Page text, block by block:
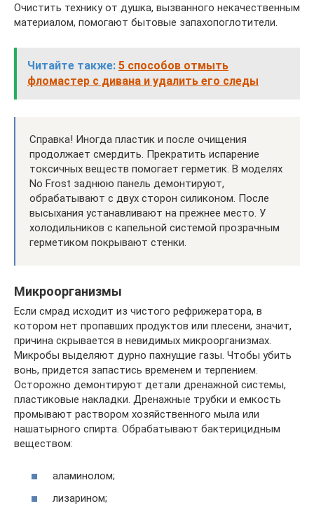
Очистить технику от душка, вызванного некачественным
материалом, помогают бытовые запахопоглотители.
Читайте также: 5 способов отмыть
фломастер с дивана и удалить его следы
Справка! Иногда пластик и после очищения
продолжает смердить. Прекратить испарение
токсичных веществ помогает герметик. В моделях
No Frost заднюю панель демонтируют,
обрабатывают с двух сторон силиконом. После
высыхания устанавливают на прежнее место. У
холодильников с капельной системой прозрачным
герметиком покрывают стенки.
Микроорганизмы
Если смрад исходит из чистого рефрижератора, в
котором нет пропавших продуктов или плесени, значит,
причина скрывается в невидимых микроорганизмах.
Микробы выделяют дурно пахнущие газы. Чтобы убить
вонь, придется запастись временем и терпением.
Осторожно демонтируют детали дренажной системы,
пластиковые накладки. Дренажные трубки и емкость
промывают раствором хозяйственного мыла или
нашатырного спирта. Обрабатывают бактерицидным
веществом:
аламинолом;
лизарином;